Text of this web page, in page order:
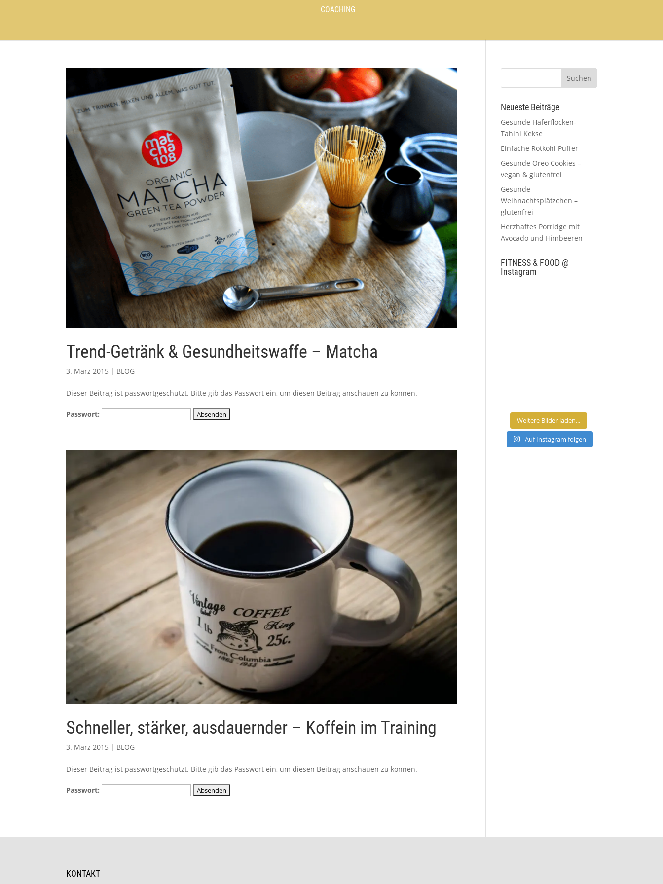
COACHING
Trend-Getränk & Gesundheitswaffe – Matcha
3. März 2015 | BLOG
Dieser Beitrag ist passwortgeschützt. Bitte gib das Passwort ein, um diesen Beitrag anschauen zu können.
Passwort:
Schneller, stärker, ausdauernder – Koffein im Training
3. März 2015 | BLOG
Dieser Beitrag ist passwortgeschützt. Bitte gib das Passwort ein, um diesen Beitrag anschauen zu können.
Passwort:
Neueste Beiträge
Gesunde Haferflocken-
Tahini Kekse
Einfache Rotkohl Puffer
Gesunde Oreo Cookies –
vegan & glutenfrei
Gesunde
Weihnachtsplätzchen –
glutenfrei
Herzhaftes Porridge mit
Avocado und Himbeeren
FITNESS & FOOD @
Instagram
Weitere Bilder laden...
Auf Instagram folgen
KONTAKT